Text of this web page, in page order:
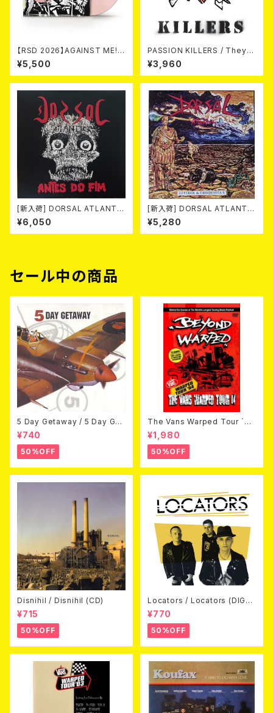
【RSD 2026】AGAINST ME! /
NEW WAVE B-SIDES [RSD V
INYL EP][Coloured Vinyl](1
2")
¥5,500
PASSION KILLERS / They K
ill Our Passion With Their
Hate And Wars LP
¥3,960
[新入荷] DORSAL ATLANTIC
A / ANTES DO FIM -40th an
niversary edition- (LP/LTD.
100 DIE-HARD MARBLE VIN
¥6,050
[新入荷] DORSAL ATLANTIC
A / DIVIDIR & CONQUISTAR
(LP/LTD.200 BLACK VINYL)
¥5,280
セール中の商品
5 Day Getaway / 5 Day Get
away (CDEP)
¥740
50%OFF
The Vans Warped Tour `04
Beyond Warped (国内盤DV
D)
¥1,980
50%OFF
Disnihil / Disnihil (CD)
¥715
50%OFF
Locators / Locators (DIGPA
CK CD)
¥770
50%OFF